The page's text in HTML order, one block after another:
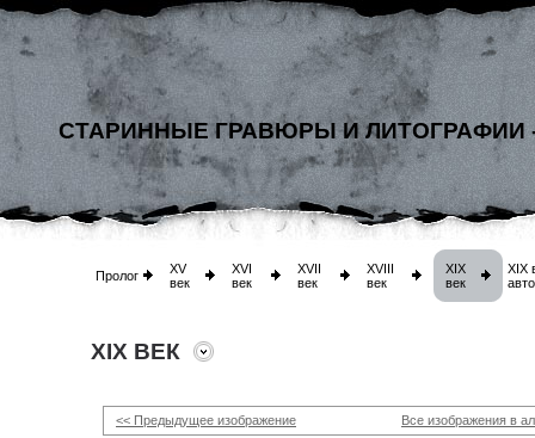
СТАРИННЫЕ ГРАВЮРЫ И ЛИТОГРАФИИ
Пролог
XV
век
XVI
век
XVII
век
XVIII
век
XIX
век
XIX
XIX ВЕК
<< Предыдущее изображение Все изображения в